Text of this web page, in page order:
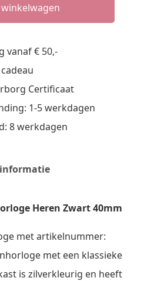
vanaf € 50,-
Certificaat
1-5 werkdagen
8 werkdagen
Heren Zwart 40mm
met artikelnummer:
met een klassieke
is zilverkleurig en heeft